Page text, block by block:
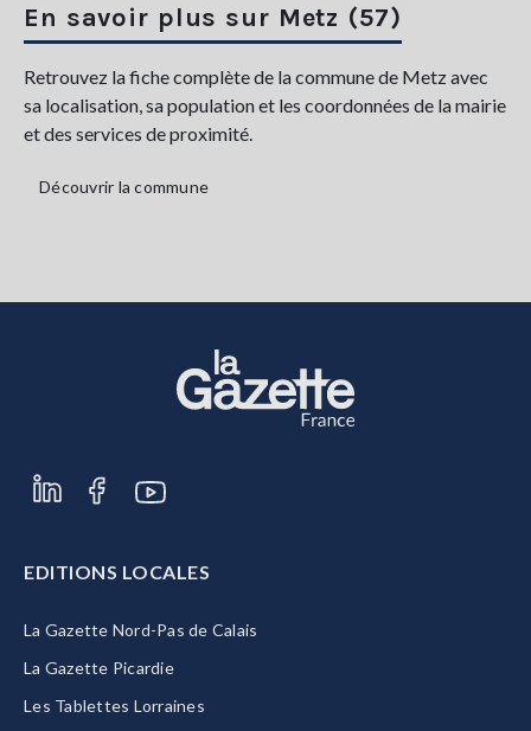
En savoir plus sur Metz (57)
Retrouvez la fiche complète de la commune de Metz avec
sa localisation, sa population et les coordonnées de la mairie
et des services de proximité.
Découvrir la commune
EDITIONS LOCALES
La Gazette Nord-Pas de Calais
La Gazette Picardie
Les Tablettes Lorraines